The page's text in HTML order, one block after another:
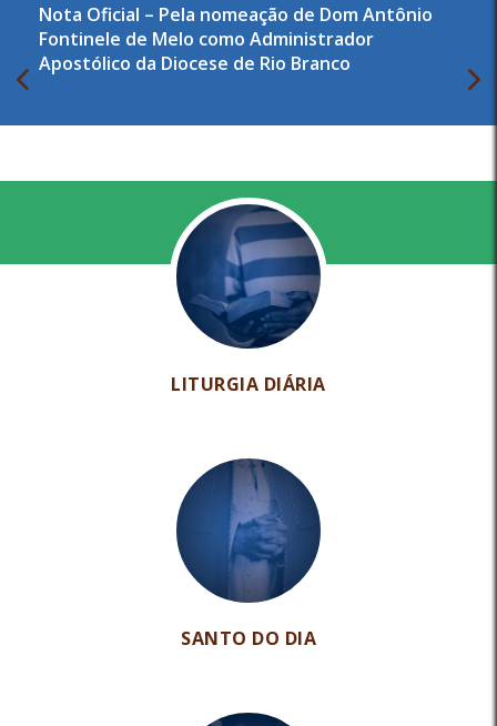
Nota Oficial – Pela nomeação de Dom Antônio
Fontinele de Melo como Administrador
Apostólico da Diocese de Rio Branco
LITURGIA DIÁRIA
SANTO DO DIA